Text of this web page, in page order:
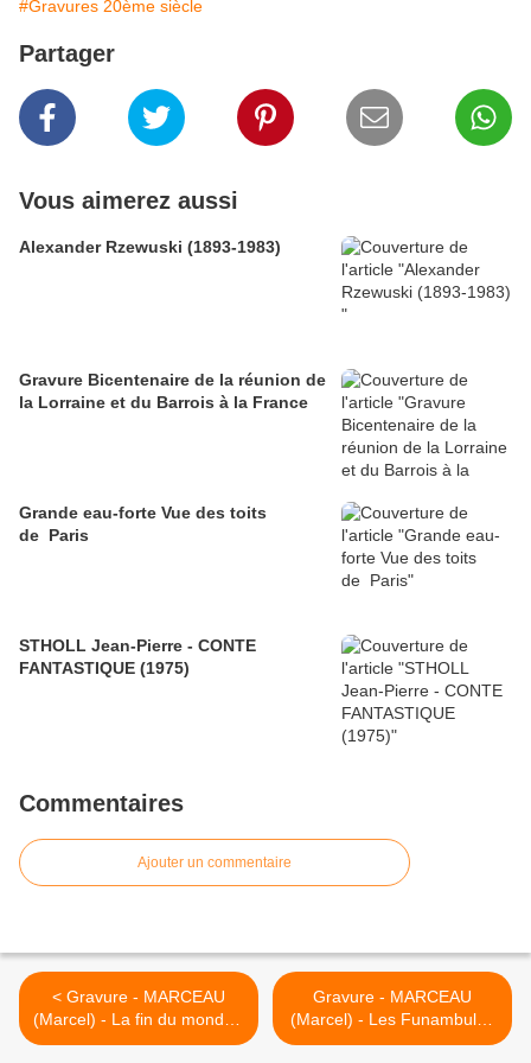
#Gravures 20ème siècle
Partager
Vous aimerez aussi
Alexander Rzewuski (1893-1983)
Gravure Bicentenaire de la réunion de
la Lorraine et du Barrois à la France
Grande eau-forte Vue des toits
de Paris
STHOLL Jean-Pierre - CONTE
FANTASTIQUE (1975)
Commentaires
Ajouter un commentaire
< Gravure - MARCEAU
(Marcel) - La fin du monde -
Réf 18205
Gravure - MARCEAU
(Marcel) - Les Funambules
à Paris - Réf 18211 >